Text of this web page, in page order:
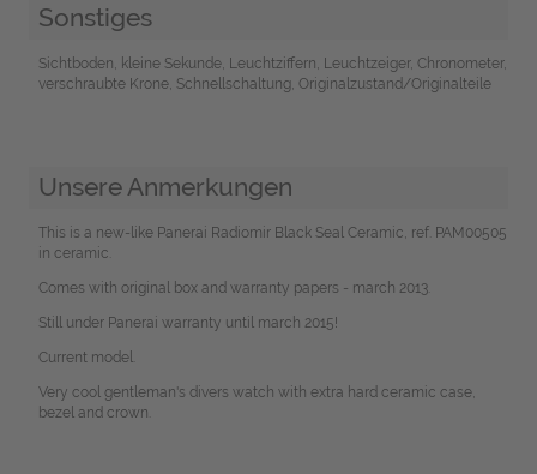
Sonstiges
Sichtboden, kleine Sekunde, Leuchtziffern, Leuchtzeiger, Chronometer,
verschraubte Krone, Schnellschaltung, Originalzustand/Originalteile
Unsere Anmerkungen
This is a new-like Panerai Radiomir Black Seal Ceramic, ref. PAM00505
in ceramic.
Comes with original box and warranty papers - march 2013.
Still under Panerai warranty until march 2015!
Current model.
Very cool gentleman's divers watch with extra hard ceramic case,
bezel and crown.